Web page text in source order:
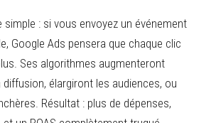
simple : si vous envoyez un événement
Google Ads pensera que chaque clic
Ses algorithmes augmenteront
élargiront les audiences, ou
Résultat : plus de dépenses,